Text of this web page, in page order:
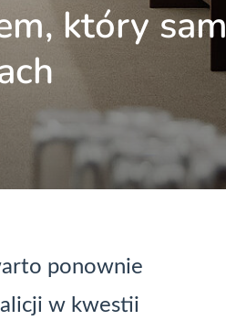
który sam
ponownie
w kwestii